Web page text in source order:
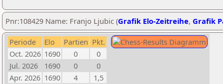
Pnr:108429 Name: Franjo Ljubic (Grafik Elo-Zeitreihe, Grafik
Periode Elo Partien Pkt.
Oct. 2026 1690 0
0
Jul. 2026
1690 0
0
Apr. 2026 1690 4
1,5